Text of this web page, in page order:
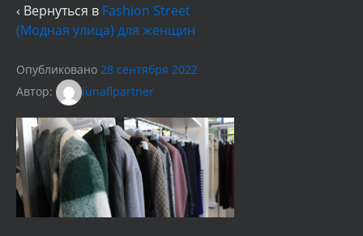
‹ Вернуться в Fashion Street
(Модная улица) для женщин
Опубликовано 28 сентября 2022
Автор:
lunaflpartner